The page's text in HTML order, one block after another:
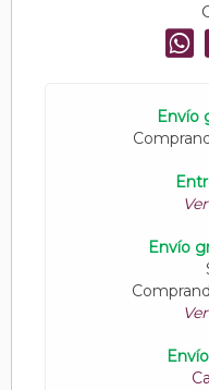
Envío
Envío